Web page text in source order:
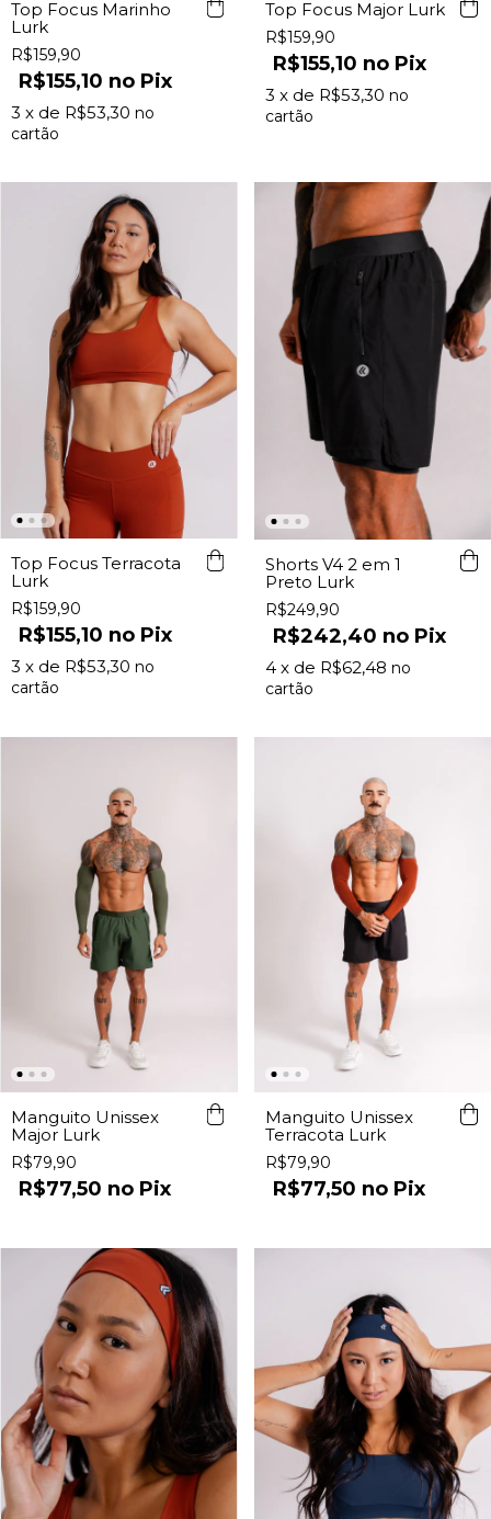
Top Focus Marinho
Lurk
R$159,90
R$155,10 Pix
3 x de R$53,30
Top Focus Major Lurk
R$159,90
R$155,10 Pix
3 x de R$53,30
Top Focus Terracota
Lurk
R$159,90
R$155,10 Pix
3 x de R$53,30
Shorts V4 2 em 1
Preto Lurk
R$249,90
R$242,40 Pix
4 x de R$62,48
Manguito Unissex
Major Lurk
R$79,90
R$77,50 Pix
Manguito Unissex
Terracota Lurk
R$79,90
R$77,50 Pix